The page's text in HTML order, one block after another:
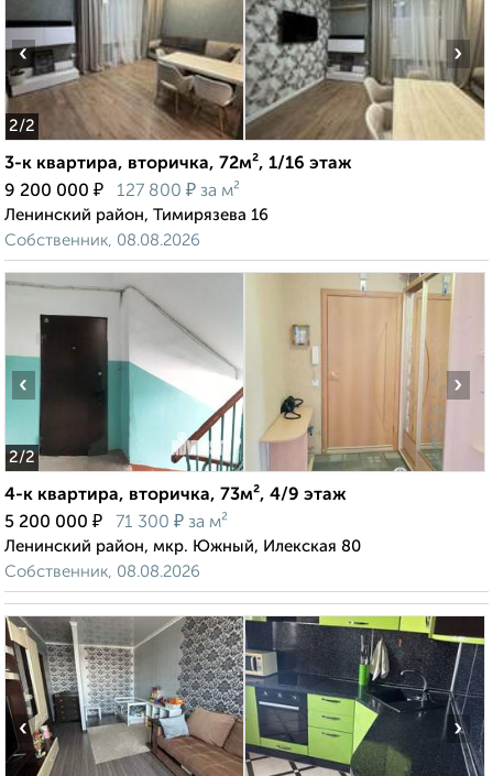
2/2
‹ ›
3-к квартира, вторичка, 72м², 1/16 этаж
9 200 000 ₽ 127 800 ₽ за м²
Ленинский район, Тимирязева 16
Собственник, 08.08.2026
2/2
‹ ›
4-к квартира, вторичка, 73м², 4/9 этаж
5 200 000 ₽ 71 300 ₽ за м²
Ленинский район, мкр. Южный, Илекская 80
Собственник, 08.08.2026
‹ ›